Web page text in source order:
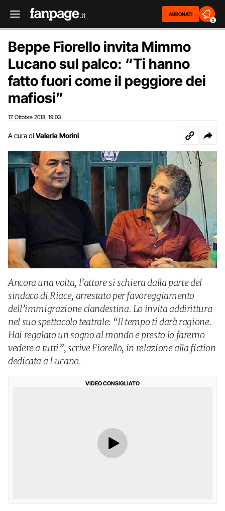
ABBONATI
2
Beppe Fiorello invita Mimmo
Lucano sul palco: “Ti hanno
fatto fuori come il peggiore dei
mafiosi”
17 Ottobre 2018 19:03
A cura di Valeria Morini
Ancora una volta, l’attore si schiera dalla parte del
sindaco di Riace, arrestato per favoreggiamento
dell’immigrazione clandestina. Lo invita addirittura
nel suo spettacolo teatrale: “Il tempo ti darà ragione.
Hai regalato un sogno al mondo e presto lo faremo
vedere a tutti”, scrive Fiorello, in relazione alla fiction
dedicata a Lucano.
VIDEO CONSIGLIATO